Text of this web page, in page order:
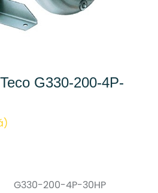
G330-200-4P-
G330-200-4P-30HP